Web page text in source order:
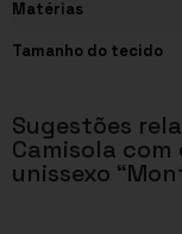
Matérias
Tamanho do tecido
Sugestões
Camisola
unissexo